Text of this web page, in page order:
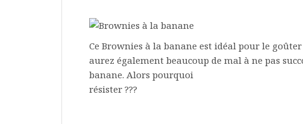
Ce Brownies à la banane est idéal pour le
aurez également beaucoup de mal à ne pas
banane. Alors pourquoi
résister ???